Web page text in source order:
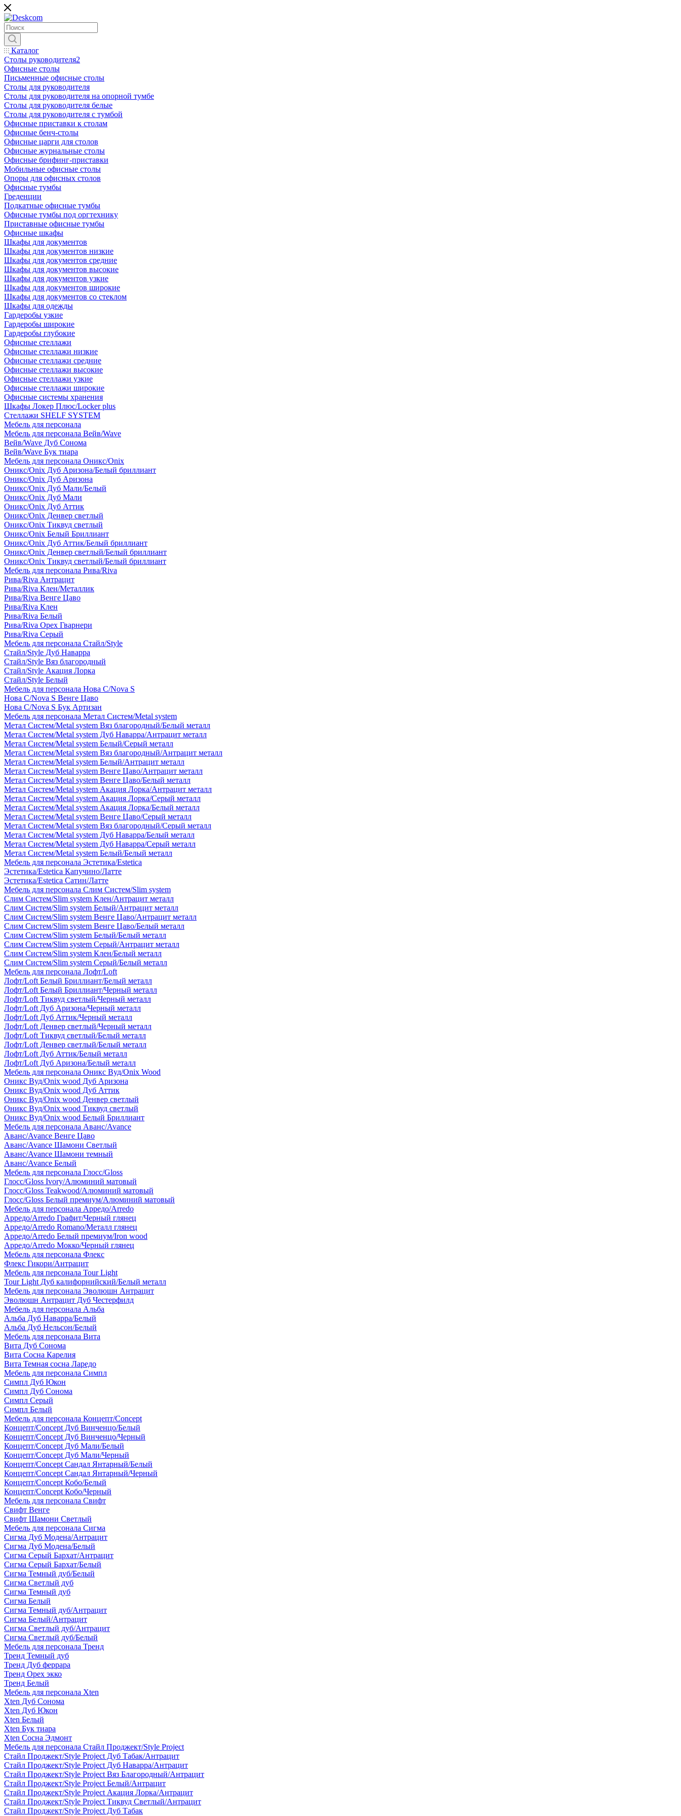
Каталог
Столы руководителя2
Офисные столы
Письменные офисные столы
Столы для руководителя
Столы для руководителя на опорной тумбе
Столы для руководителя белые
Столы для руководителя с тумбой
Офисные приставки к столам
Офисные бенч-столы
Офисные царги для столов
Офисные журнальные столы
Офисные брифинг-приставки
Мобильные офисные столы
Опоры для офисных столов
Офисные тумбы
Греденции
Подкатные офисные тумбы
Офисные тумбы под оргтехнику
Приставные офисные тумбы
Офисные шкафы
Шкафы для документов
Шкафы для документов низкие
Шкафы для документов средние
Шкафы для документов высокие
Шкафы для документов узкие
Шкафы для документов широкие
Шкафы для документов со стеклом
Шкафы для одежды
Гардеробы узкие
Гардеробы широкие
Гардеробы глубокие
Офисные стеллажи
Офисные стеллажи низкие
Офисные стеллажи средние
Офисные стеллажи высокие
Офисные стеллажи узкие
Офисные стеллажи широкие
Офисные системы хранения
Шкафы Локер Плюс/Locker plus
Стеллажи SHELF SYSTEM
Мебель для персонала
Мебель для персонала Вейв/Wave
Вейв/Wave Дуб Сонома
Вейв/Wave Бук тиара
Мебель для персонала Оникс/Onix
Оникс/Onix Дуб Аризона/Белый бриллиант
Оникс/Onix Дуб Аризона
Оникс/Onix Дуб Мали/Белый
Оникс/Onix Дуб Мали
Оникс/Onix Дуб Аттик
Оникс/Onix Денвер светлый
Оникс/Onix Тиквуд светлый
Оникс/Onix Белый Бриллиант
Оникс/Onix Дуб Аттик/Белый бриллиант
Оникс/Onix Денвер светлый/Белый бриллиант
Оникс/Onix Тиквуд светлый/Белый бриллиант
Мебель для персонала Рива/Riva
Рива/Riva Антрацит
Рива/Riva Клен/Металлик
Рива/Riva Венге Цаво
Рива/Riva Клен
Рива/Riva Белый
Рива/Riva Орех Гварнери
Рива/Riva Серый
Мебель для персонала Стайл/Style
Стайл/Style Дуб Наварра
Стайл/Style Вяз благородный
Стайл/Style Акация Лорка
Стайл/Style Белый
Мебель для персонала Нова С/Nova S
Нова С/Nova S Венге Цаво
Нова С/Nova S Бук Артизан
Мебель для персонала Метал Систем/Metal system
Метал Систем/Metal system Вяз благородный/Белый металл
Метал Систем/Metal system Дуб Наварра/Антрацит металл
Метал Систем/Metal system Белый/Серый металл
Метал Систем/Metal system Вяз благородный/Антрацит металл
Метал Систем/Metal system Белый/Антрацит металл
Метал Систем/Metal system Венге Цаво/Антрацит металл
Метал Систем/Metal system Венге Цаво/Белый металл
Метал Систем/Metal system Акация Лорка/Антрацит металл
Метал Систем/Metal system Акация Лорка/Серый металл
Метал Систем/Metal system Акация Лорка/Белый металл
Метал Систем/Metal system Венге Цаво/Серый металл
Метал Систем/Metal system Вяз благородный/Серый металл
Метал Систем/Metal system Дуб Наварра/Белый металл
Метал Систем/Metal system Дуб Наварра/Серый металл
Метал Систем/Metal system Белый/Белый металл
Мебель для персонала Эстетика/Estetica
Эстетика/Estetica Капучино/Латте
Эстетика/Estetica Сатин/Латте
Мебель для персонала Слим Систем/Slim system
Слим Систем/Slim system Клен/Антрацит металл
Слим Систем/Slim system Белый/Антрацит металл
Слим Систем/Slim system Венге Цаво/Антрацит металл
Слим Систем/Slim system Венге Цаво/Белый металл
Слим Систем/Slim system Белый/Белый металл
Слим Систем/Slim system Серый/Антрацит металл
Слим Систем/Slim system Клен/Белый металл
Слим Систем/Slim system Серый/Белый металл
Мебель для персонала Лофт/Loft
Лофт/Loft Белый Бриллиант/Белый металл
Лофт/Loft Белый Бриллиант/Черный металл
Лофт/Loft Тиквуд светлый/Черный металл
Лофт/Loft Дуб Аризона/Черный металл
Лофт/Loft Дуб Аттик/Черный металл
Лофт/Loft Денвер светлый/Черный металл
Лофт/Loft Тиквуд светлый/Белый металл
Лофт/Loft Денвер светлый/Белый металл
Лофт/Loft Дуб Аттик/Белый металл
Лофт/Loft Дуб Аризона/Белый металл
Мебель для персонала Оникс Вуд/Onix Wood
Оникс Вуд/Onix wood Дуб Аризона
Оникс Вуд/Onix wood Дуб Аттик
Оникс Вуд/Onix wood Денвер светлый
Оникс Вуд/Onix wood Тиквуд светлый
Оникс Вуд/Onix wood Белый Бриллиант
Мебель для персонала Аванс/Avance
Аванс/Avance Венге Цаво
Аванс/Avance Шамони Светлый
Аванс/Avance Шамони темный
Аванс/Avance Белый
Мебель для персонала Глосс/Gloss
Глосс/Gloss Ivory/Алюминий матовый
Глосс/Gloss Teakwood/Алюминий матовый
Глосс/Gloss Белый премиум/Алюминий матовый
Мебель для персонала Арредо/Arredo
Арредо/Arredo Графит/Черный глянец
Арредо/Arredo Romano/Металл глянец
Арредо/Arredo Белый премиум/Iron wood
Арредо/Arredo Мокко/Черный глянец
Мебель для персонала Флекс
Флекс Гикори/Антрацит
Мебель для персонала Tour Light
Tour Light Дуб калифорнийский/Белый металл
Мебель для персонала Эволюшн Антрацит
Эволюшн Антрацит Дуб Честерфилд
Мебель для персонала Альба
Альба Дуб Наварра/Белый
Альба Дуб Нельсон/Белый
Мебель для персонала Вита
Вита Дуб Сонома
Вита Сосна Карелия
Вита Темная сосна Ларедо
Мебель для персонала Симпл
Симпл Дуб Юкон
Симпл Дуб Сонома
Симпл Серый
Симпл Белый
Мебель для персонала Концепт/Concept
Концепт/Concept Дуб Винченцо/Белый
Концепт/Concept Дуб Винченцо/Черный
Концепт/Concept Дуб Мали/Белый
Концепт/Concept Дуб Мали/Черный
Концепт/Concept Сандал Янтарный/Белый
Концепт/Concept Сандал Янтарный/Черный
Концепт/Concept Кобо/Белый
Концепт/Concept Кобо/Черный
Мебель для персонала Свифт
Свифт Венге
Свифт Шамони Светлый
Мебель для персонала Сигма
Сигма Дуб Модена/Антрацит
Сигма Дуб Модена/Белый
Сигма Серый Бархат/Антрацит
Сигма Серый Бархат/Белый
Сигма Темный дуб/Белый
Сигма Светлый дуб
Сигма Темный дуб
Сигма Белый
Сигма Темный дуб/Антрацит
Сигма Белый/Антрацит
Сигма Светлый дуб/Антрацит
Сигма Светлый дуб/Белый
Мебель для персонала Тренд
Тренд Темный дуб
Тренд Дуб феррара
Тренд Орех экко
Тренд Белый
Мебель для персонала Xten
Xten Дуб Сонома
Xten Дуб Юкон
Xten Белый
Xten Бук тиара
Xten Сосна Эдмонт
Мебель для персонала Стайл Проджект/Style Project
Стайл Проджект/Style Project Дуб Табак/Антрацит
Стайл Проджект/Style Project Дуб Наварра/Антрацит
Стайл Проджект/Style Project Вяз Благородный/Антрацит
Стайл Проджект/Style Project Белый/Антрацит
Стайл Проджект/Style Project Акация Лорка/Антрацит
Стайл Проджект/Style Project Тиквуд Светлый/Антрацит
Стайл Проджект/Style Project Дуб Табак